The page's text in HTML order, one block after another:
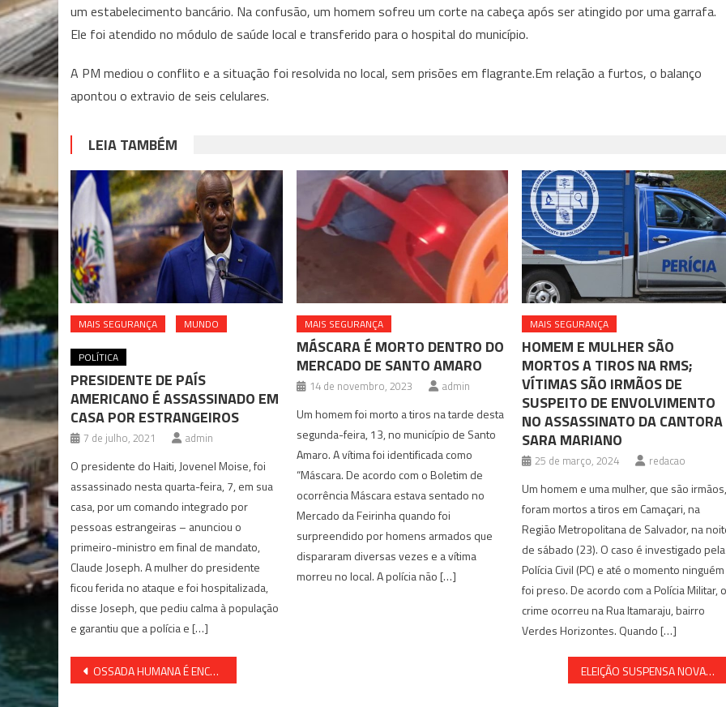
um estabelecimento bancário. Na confusão, um homem sofreu um corte na cabeça após ser atingido por uma garrafa.
Ele foi atendido no módulo de saúde local e transferido para o hospital do município.
A PM mediou o conflito e a situação foi resolvida no local, sem prisões em flagrante.Em relação a furtos, o balanço
apontou o extravio de seis celulares.
LEIA TAMBÉM
MAIS SEGURANÇA MUNDO
POLÍTICA
PRESIDENTE DE PAÍS
AMERICANO É ASSASSINADO EM
CASA POR ESTRANGEIROS
7 de julho, 2021 admin
O presidente do Haiti, Jovenel Moise, foi
assassinado nesta quarta-feira, 7, em sua
casa, por um comando integrado por
pessoas estrangeiras – anunciou o
primeiro-ministro em final de mandato,
Claude Joseph. A mulher do presidente
ficou ferida no ataque e foi hospitalizada,
disse Joseph, que pediu calma à população
e garantiu que a polícia e […]
MAIS SEGURANÇA
MÁSCARA É MORTO DENTRO DO
MERCADO DE SANTO AMARO
14 de novembro, 2023 admin
Um homem foi morto a tiros na tarde desta
segunda-feira, 13, no município de Santo
Amaro. A vítima foi identificada como
“Máscara. De acordo com o Boletim de
ocorrência Máscara estava sentado no
Mercado da Feirinha quando foi
surpreendido por homens armados que
dispararam diversas vezes e a vítima
morreu no local. A polícia não […]
MAIS SEGURANÇA
HOMEM E MULHER SÃO
MORTOS A TIROS NA RMS;
VÍTIMAS SÃO IRMÃOS DE
SUSPEITO DE ENVOLVIMENTO
NO ASSASSINATO DA CANTORA
SARA MARIANO
25 de março, 2024 redacao
Um homem e uma mulher, que são
foram mortos a tiros em Camaçari, na
Região Metropolitana de Salvador, na
de sábado (23). O caso é investigado pela
Polícia Civil (PC) e até o momento ninguém
foi preso. De acordo com a Polícia Militar,
crime ocorreu na Rua Itamaraju, bairro
Verdes Horizontes. Quando […]
Navegação
OSSADA HUMANA É ENCONTRADA NA REGIÃO ALAGOINHAS ELEIÇÃO SUSPENSA NOVAMENTE EM SIMÕES FILHO